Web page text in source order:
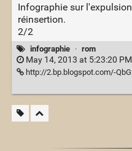
Infographie sur
réinsertion.
2/2
infographie · rom
May 14, 2013 at 5:23:20 PM
http://2.bp.blogspot.com/-QbGxiivOqnY/UYytySXP26I/